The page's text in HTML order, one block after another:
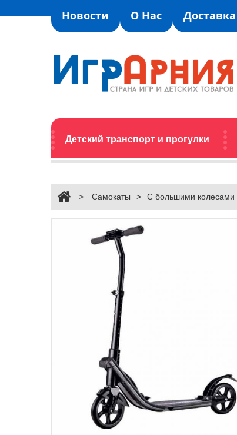
Новости О Нас Доставка
Детский транспорт и прогулки
> Самокаты > С большими колесами